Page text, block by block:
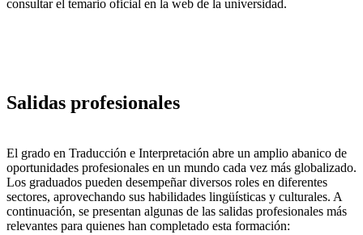
consultar el temario oficial en la web de la universidad.
Salidas profesionales
El grado en Traducción e Interpretación abre un amplio abanico de
oportunidades profesionales en un mundo cada vez más globalizado.
Los graduados pueden desempeñar diversos roles en diferentes
sectores, aprovechando sus habilidades lingüísticas y culturales. A
continuación, se presentan algunas de las salidas profesionales más
relevantes para quienes han completado esta formación: